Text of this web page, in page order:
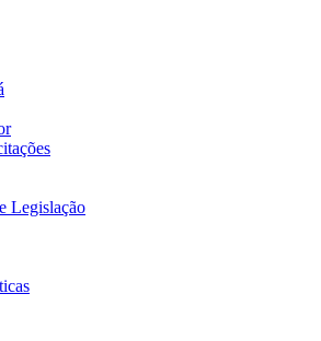
Legislação